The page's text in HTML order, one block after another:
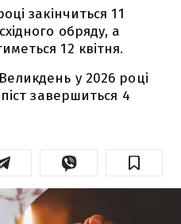
закінчиться 11
обряду, а
12 квітня.
у 2026 році
завершиться 4